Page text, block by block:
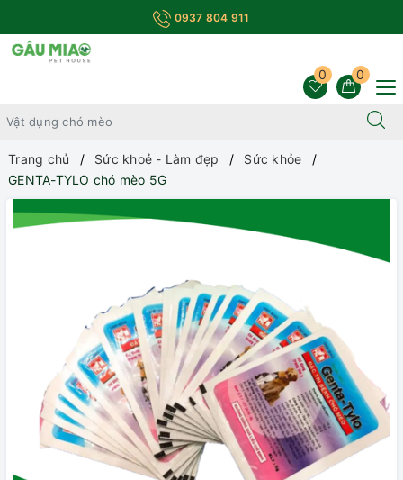
0937 804 911
0
0
Trang chủ Sức khoẻ - Làm đẹp
Sức khỏe
GENTA-TYLO chó mèo 5G